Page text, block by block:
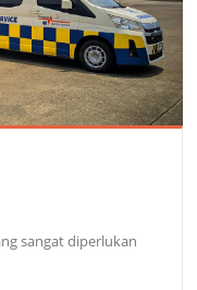
sangat diperlukan